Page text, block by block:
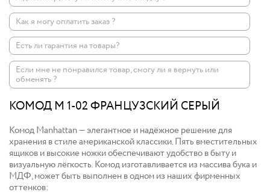
Как я могу оплатить заказ ?
Есть ли гарантия на товары?
Если мне не понравился товар, смогу ли я вернуть или
обменять ?
КОМОД M 1-02 ФРАНЦУЗСКИЙ СЕРЫЙ
Комод Manhattan — элегантное и надёжное решение для
хранения в стиле американской классики. Пять вместительных
ящиков и высокие ножки обеспечивают удобство в быту и
визуальную лёгкость. Комод изготавливается из массива бука и
МДФ, может быть выполнен в одном из наших фирменных
оттенков: